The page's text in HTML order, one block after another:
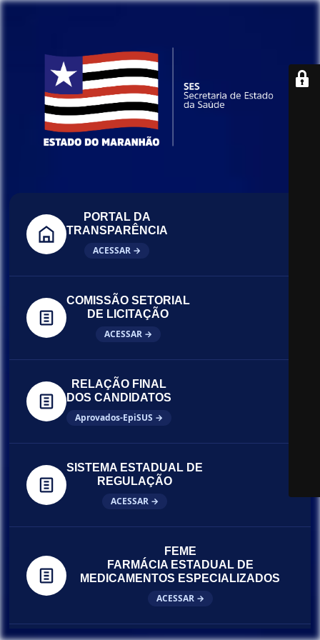
PORTAL DA
TRANSPARÊNCIA
ACESSAR →
COMISSÃO SETORIAL
DE LICITAÇÃO
ACESSAR →
RELAÇÃO FINAL
DOS CANDIDATOS
Aprovados-EpiSUS →
SISTEMA ESTADUAL DE
REGULAÇÃO
ACESSAR →
FEME
FARMÁCIA ESTADUAL DE
MEDICAMENTOS ESPECIALIZADOS
ACESSAR →